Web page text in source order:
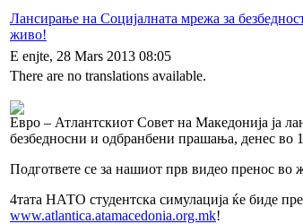
Лансирање на Социјалната мрежа за
живо!
E enjte, 28 Mars 2013 08:05
There are no translations available.
Евро – Атлантскиот Совет на Македонија ја
безбедносни и одбранбени прашања, денес во
Подгответе се за нашиот прв видео пренос во
4тата НАТО студентска симулација ќе биде
www.atlantica.atamacedonia.org.mk!